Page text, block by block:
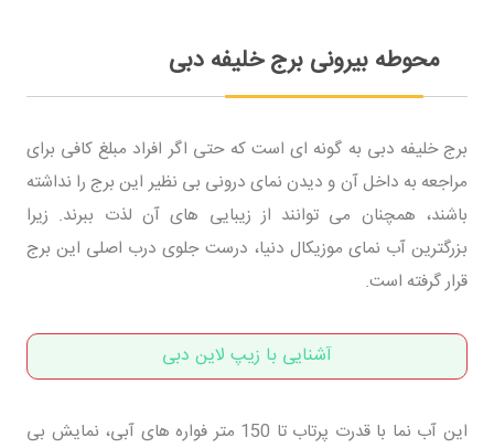
محوطه بیرونی برج خلیفه دبی
برج خلیفه دبی به گونه ای است که حتی اگر افراد مبلغ کافی برای
مراجعه به داخل آن و دیدن نمای درونی بی نظیر این برج را نداشته
باشند، همچنان می توانند از زیبایی های آن لذت ببرند. زیرا
بزرگترین آب نمای موزیکال دنیا، درست جلوی درب اصلی این برج
قرار گرفته است.
آشنایی با زیپ لاین دبی
این آب نما با قدرت پرتاب تا 150 متر فواره های آبی، نمایش بی